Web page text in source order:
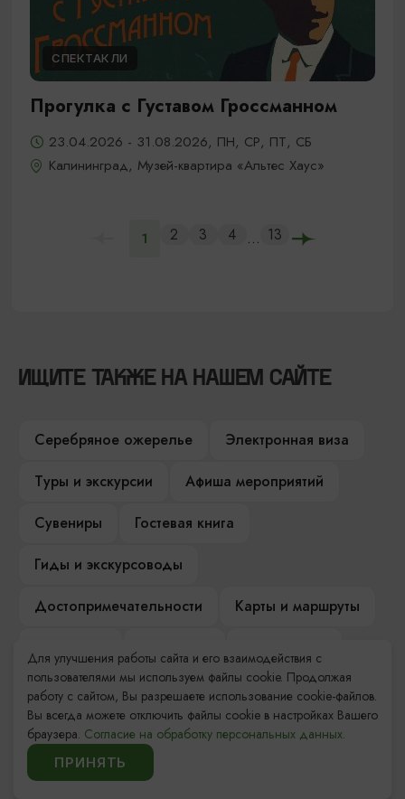
СПЕКТАКЛИ
Прогулка с Густавом Гроссманном
23.04.2026 - 31.08.2026, ПН, СР, ПТ, СБ
Калининград, Музей-квартира «Альтес Хаус»
1 2 3 4 ... 13
ИЩИТЕ ТАКЖЕ НА НАШЕМ САЙТЕ
Серебряное ожерелье
Электронная виза
Туры и экскурсии
Афиша мероприятий
Сувениры
Гостевая книга
Гиды и экскурсоводы
Достопримечательности
Карты и маршруты
Компас Балтийской кухни
Настоящий Калининградец
Музеи
Для улучшения работы сайта и его взаимодействия с
пользователями мы используем файлы cookie. Продолжая
работу с сайтом, Вы разрешаете использование cookie-файлов.
Вы всегда можете отключить файлы cookie в настройках Вашего
браузера. Согласие на обработку персональных данных.
ПРИНЯТЬ